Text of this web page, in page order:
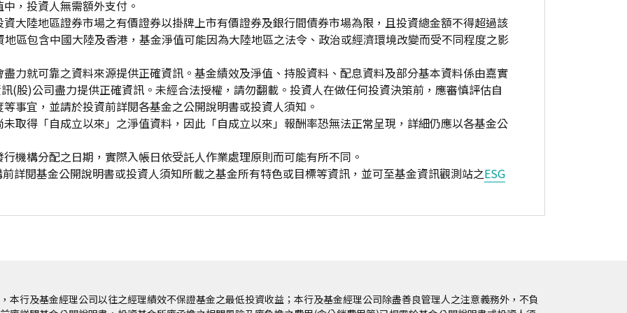
，投資人無需額外支付。
大陸地區證券市場之有價證券以掛牌上市有價證券及銀行間債券市場為限，且投資總金額不得超過該
區包含中國大陸及香港，基金淨值可能因為大陸地區之法令、政治或經濟環境改變而受不同程度之影
力就可靠之資料來源提供正確資訊。基金績效及淨值、持股資料、配息資料及部分基本資料係由嘉實
(股)公司盡力提供正確資訊。未經合法授權，請勿翻載。投資人在做任何投資決策前，應審慎評估自
事宜，並請於投資前詳閱各基金之公開說明書或投資人須知。
取得「自成立以來」之淨值資料，因此「自成立以來」報酬率恐無法正常呈現，詳細仍應以各基金公
機構分配之日期，實際入帳日依受託人作業處理原則而可能有所不同。
詳閱基金公開說明書或投資人須知所載之基金所有特色或目標等資訊，並可至基金資訊觀測站之ESG
本行及基金經理公司以往之經理績效不保證基金之最低投資收益；本行及基金經理公司除盡善良管理人之注意義務外，不負